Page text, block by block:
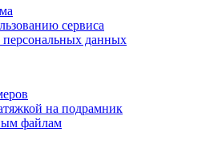
сервиса
данных
на подрамник
файлам